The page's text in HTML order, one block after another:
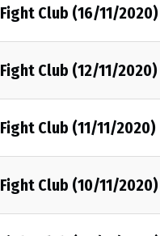
Fight Club (16/11/2020)
Fight Club (12/11/2020)
Fight Club (11/11/2020)
Fight Club (10/11/2020)